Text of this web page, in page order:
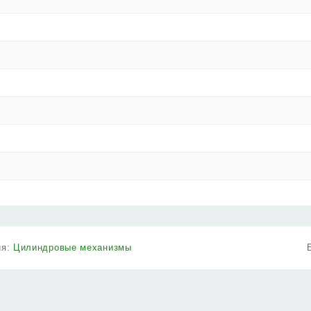
Цилиндровые механизмы